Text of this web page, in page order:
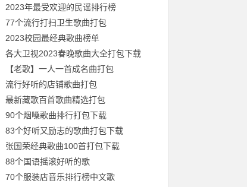
2023年最受欢迎的民谣排行榜
77个流行打扫卫生歌曲打包
2023校园最经典歌曲榜单
各大卫视2023春晚歌曲大全打包下载
【老歌】一人一首成名曲打包
流行好听的店铺歌曲打包
最新藏歌百首歌曲精选打包
90个烟嗓歌曲排行打包下载
83个好听又励志的歌曲打包下载
张国荣经典歌曲100首打包下载
88个国语摇滚好听的歌
70个服装店音乐排行榜中文歌